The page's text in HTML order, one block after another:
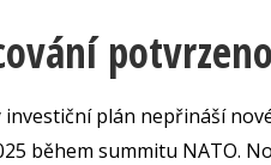
investiční plán nepřináší
během summitu NATO.